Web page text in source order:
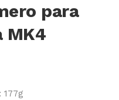
para
MK4
177g